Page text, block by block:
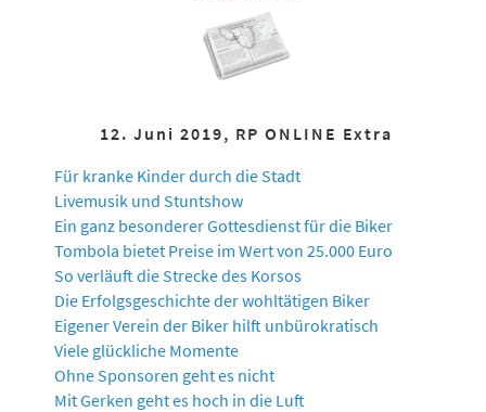
12. Juni 2019, RP ONLINE Extra
Für kranke Kinder durch die Stadt
Livemusik und Stuntshow
Ein ganz besonderer Gottesdienst für die Biker
Tombola bietet Preise im Wert von 25.000 Euro
So verläuft die Strecke des Korsos
Die Erfolgsgeschichte der wohltätigen Biker
Eigener Verein der Biker hilft unbürokratisch
Viele glückliche Momente
Ohne Sponsoren geht es nicht
Mit Gerken geht es hoch in die Luft